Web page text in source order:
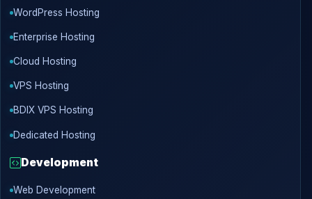
WordPress Hosting
Enterprise Hosting
Cloud Hosting
VPS Hosting
BDIX VPS Hosting
Dedicated Hosting
Development
Web Development